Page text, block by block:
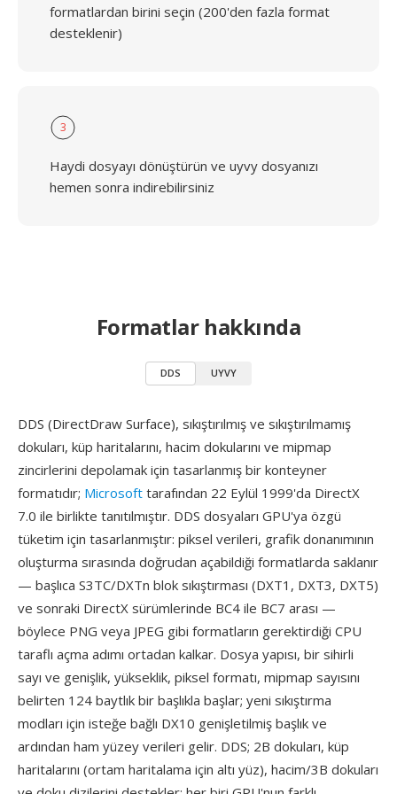
formatlardan birini seçin (200'den fazla format
desteklenir)
3
Haydi dosyayı dönüştürün ve uyvy dosyanızı
hemen sonra indirebilirsiniz
Formatlar hakkında
DDS UYVY
DDS (DirectDraw Surface), sıkıştırılmış ve sıkıştırılmamış
dokuları, küp haritalarını, hacim dokularını ve mipmap
zincirlerini depolamak için tasarlanmış bir konteyner
formatıdır; Microsoft tarafından 22 Eylül 1999'da DirectX
7.0 ile birlikte tanıtılmıştır. DDS dosyaları GPU'ya özgü
tüketim için tasarlanmıştır: piksel verileri, grafik donanımının
oluşturma sırasında doğrudan açabildiği formatlarda saklanır
— başlıca S3TC/DXTn blok sıkıştırması (DXT1, DXT3, DXT5)
ve sonraki DirectX sürümlerinde BC4 ile BC7 arası —
böylece PNG veya JPEG gibi formatların gerektirdiği CPU
taraflı açma adımı ortadan kalkar. Dosya yapısı, bir sihirli
sayı ve genişlik, yükseklik, piksel formatı, mipmap sayısını
belirten 124 baytlık bir başlıkla başlar; yeni sıkıştırma
modları için isteğe bağlı DX10 genişletilmiş başlık ve
ardından ham yüzey verileri gelir. DDS; 2B dokuları, küp
haritalarını (ortam haritalama için altı yüz), hacim/3B dokuları